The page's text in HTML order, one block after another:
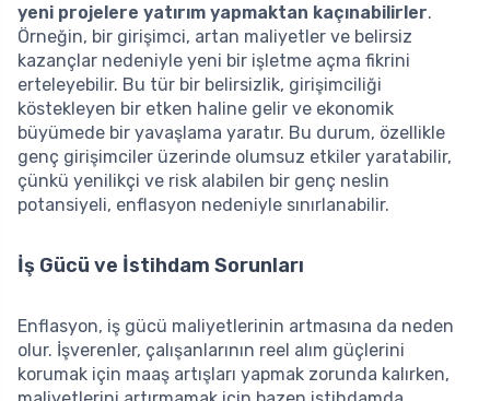
yeni projelere yatırım yapmaktan kaçınabilirler.
Örneğin, bir girişimci, artan maliyetler ve belirsiz
kazançlar nedeniyle yeni bir işletme açma fikrini
erteleyebilir. Bu tür bir belirsizlik, girişimciliği
köstekleyen bir etken haline gelir ve ekonomik
büyümede bir yavaşlama yaratır. Bu durum, özellikle
genç girişimciler üzerinde olumsuz etkiler yaratabilir,
çünkü yenilikçi ve risk alabilen bir genç neslin
potansiyeli, enflasyon nedeniyle sınırlanabilir.
İş Gücü ve İstihdam Sorunları
Enflasyon, iş gücü maliyetlerinin artmasına da neden
olur. İşverenler, çalışanlarının reel alım güçlerini
korumak için maaş artışları yapmak zorunda kalırken,